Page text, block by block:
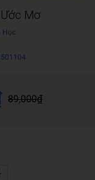
Mơ
Học
89,000₫